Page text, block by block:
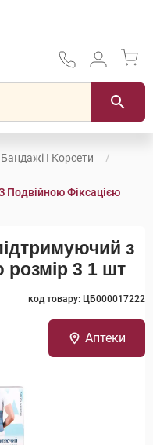
Бандажі І Корсети
Фіксацією
з
розмір 3 1 шт
код товару: ЦБ000017222
Аптеки